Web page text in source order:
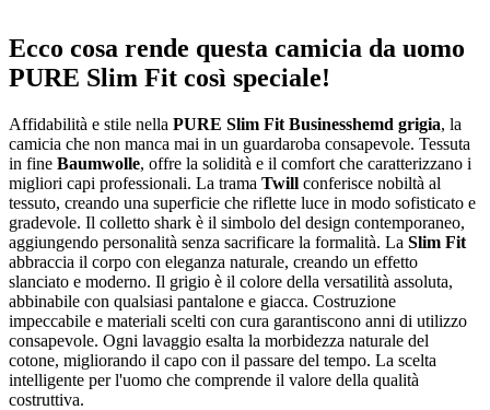
Ecco cosa rende questa camicia da uomo
PURE Slim Fit così speciale!
Affidabilità e stile nella PURE Slim Fit Businesshemd grigia, la
camicia che non manca mai in un guardaroba consapevole. Tessuta
in fine Baumwolle, offre la solidità e il comfort che caratterizzano i
migliori capi professionali. La trama Twill conferisce nobiltà al
tessuto, creando una superficie che riflette luce in modo sofisticato e
gradevole. Il colletto shark è il simbolo del design contemporaneo,
aggiungendo personalità senza sacrificare la formalità. La Slim Fit
abbraccia il corpo con eleganza naturale, creando un effetto
slanciato e moderno. Il grigio è il colore della versatilità assoluta,
abbinabile con qualsiasi pantalone e giacca. Costruzione
impeccabile e materiali scelti con cura garantiscono anni di utilizzo
consapevole. Ogni lavaggio esalta la morbidezza naturale del
cotone, migliorando il capo con il passare del tempo. La scelta
intelligente per l'uomo che comprende il valore della qualità
costruttiva.